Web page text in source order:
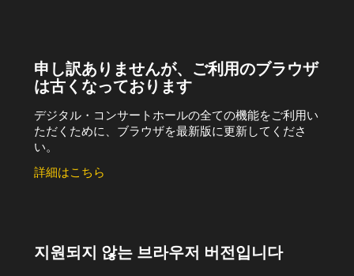
申し訳ありませんが、ご利用のブラウザ
は古くなっております
デジタル・コンサートホールの全ての機能をご利用い
ただくために、ブラウザを最新版に更新してくださ
い。
詳細はこちら
지원되지 않는 브라우저 버전입니다